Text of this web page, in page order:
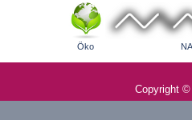
Öko
Copyright